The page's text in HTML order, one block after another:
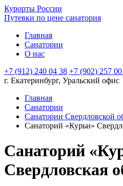
Курорты России
Путевки по цене санатория
Главная
Санатории
О нас
+7 (912) 240 04 38 +7 (902) 257
г. Екатеринбург, Уральский офис
Главная
Санатории
Санатории Свердловской
Санаторий «Курьи»
Санаторий
Свердловская